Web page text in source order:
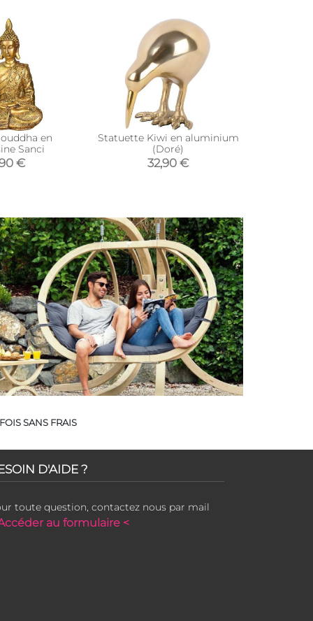
en
Sanci
€
Statuette Kiwi en aluminium
(Doré)
32,90 €
SANS FRAIS
D'AIDE ?
toute question, contactez nous par mail
au formulaire <